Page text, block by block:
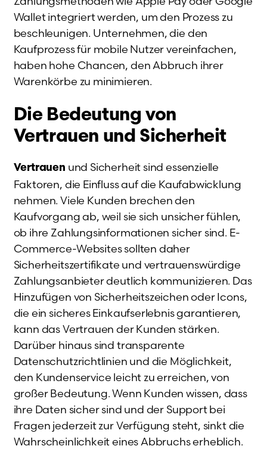
Wallet integriert werden, um den Prozess zu
beschleunigen. Unternehmen, die den
Kaufprozess für mobile Nutzer vereinfachen,
haben hohe Chancen, den Abbruch ihrer
Warenkörbe zu minimieren.
Die Bedeutung von
Vertrauen und Sicherheit
Vertrauen und Sicherheit sind essenzielle
Faktoren, die Einfluss auf die Kaufabwicklung
nehmen. Viele Kunden brechen den
Kaufvorgang ab, weil sie sich unsicher fühlen,
ob ihre Zahlungsinformationen sicher sind. E-
Commerce-Websites sollten daher
Sicherheitszertifikate und vertrauenswürdige
Zahlungsanbieter deutlich kommunizieren. Das
Hinzufügen von Sicherheitszeichen oder Icons,
die ein sicheres Einkaufserlebnis garantieren,
kann das Vertrauen der Kunden stärken.
Darüber hinaus sind transparente
Datenschutzrichtlinien und die Möglichkeit,
den Kundenservice leicht zu erreichen, von
großer Bedeutung. Wenn Kunden wissen, dass
ihre Daten sicher sind und der Support bei
Fragen jederzeit zur Verfügung steht, sinkt die
Wahrscheinlichkeit eines Abbruchs erheblich.